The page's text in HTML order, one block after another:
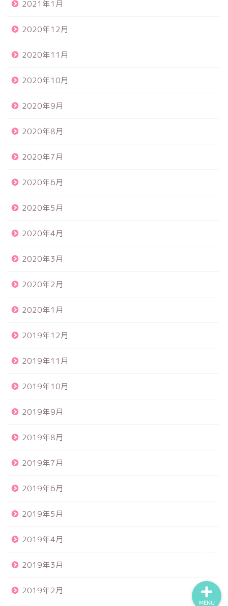
2021年1月
2020年12月
2020年11月
2020年10月
2020年9月
2020年8月
2020年7月
2020年6月
2020年5月
2020年4月
2020年3月
2020年2月
2020年1月
2019年12月
2019年11月
2019年10月
2019年9月
2019年8月
2019年7月
2019年6月
2019年5月
2019年4月
2019年3月
2019年2月
MENU